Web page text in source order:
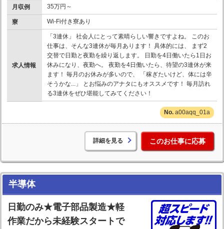
月収例 35万円～
寮 Wi-Fi付き寮あり
求人情報
「3連休」 社会人にとって素晴らしい響きですよね。 このお
仕事は、そんな3連休が毎月あります！ 具体的には、 まず2
交替で日勤と夜勤を繰り返します。 日勤を4日働いたら1日お
休みになり、夜勤へ。 夜勤を4日働いたら、待望の3連休が来
ます！ 毎月のお休みが多いので、 「稼ぎたいけど、体には辛
そうかな...」 とお悩みのアナタにもオススメです！ 毎月訪れ
る3連休をぜひ堪能してみてください！
a00aqq_01a
詳細を見る このお仕事に応募
半導体
日勤のみ★電子部品製造★軽
作業だから未経験スタートで